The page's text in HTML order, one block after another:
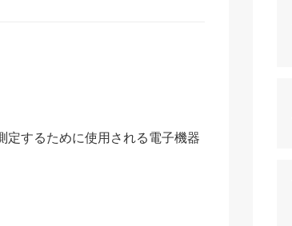
定するために使用される電子機器